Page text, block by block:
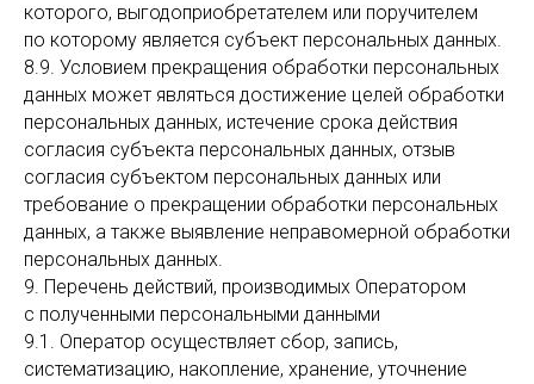
которого, выгодоприобретателем или поручителем
по которому является субъект персональных данных.
8.9. Условием прекращения обработки персональных
данных может являться достижение целей обработки
персональных данных, истечение срока действия
согласия субъекта персональных данных, отзыв
согласия субъектом персональных данных или
требование о прекращении обработки персональных
данных, а также выявление неправомерной обработки
персональных данных.
9. Перечень действий, производимых Оператором
с полученными персональными данными
9.1. Оператор осуществляет сбор, запись,
систематизацию, накопление, хранение, уточнение